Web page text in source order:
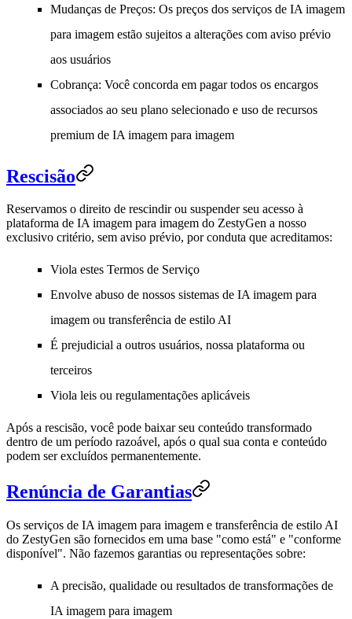
Mudanças de Preços: Os preços dos serviços de IA imagem
para imagem estão sujeitos a alterações com aviso prévio
aos usuários
Cobrança: Você concorda em pagar todos os encargos
associados ao seu plano selecionado e uso de recursos
premium de IA imagem para imagem
Rescisão
Reservamos o direito de rescindir ou suspender seu acesso à
plataforma de IA imagem para imagem do ZestyGen a nosso
exclusivo critério, sem aviso prévio, por conduta que acreditamos:
Viola estes Termos de Serviço
Envolve abuso de nossos sistemas de IA imagem para
imagem ou transferência de estilo AI
É prejudicial a outros usuários, nossa plataforma ou
terceiros
Viola leis ou regulamentações aplicáveis
Após a rescisão, você pode baixar seu conteúdo transformado
dentro de um período razoável, após o qual sua conta e conteúdo
podem ser excluídos permanentemente.
Renúncia de Garantias
Os serviços de IA imagem para imagem e transferência de estilo AI
do ZestyGen são fornecidos em uma base "como está" e "conforme
disponível". Não fazemos garantias ou representações sobre:
A precisão, qualidade ou resultados de transformações de
IA imagem para imagem